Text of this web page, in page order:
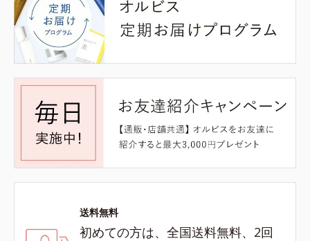
送料無料
初めての方は、全国送料無料、2回